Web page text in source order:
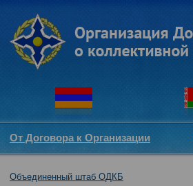
От Договора к Организации
Объединенный штаб ОДКБ